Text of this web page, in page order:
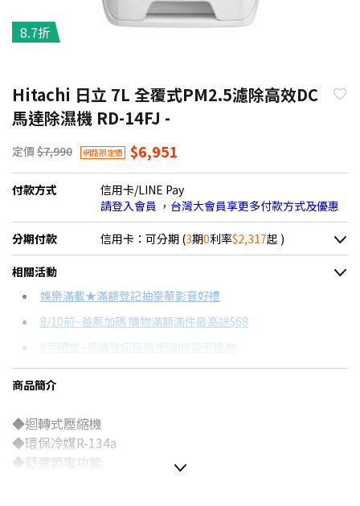
8.7折
Hitachi 日立 7L 全覆式PM2.5濾除高效DC
馬達除濕機 RD-14FJ -
定價 $7,990 網路限定價 $6,951
付款方式
信用卡/LINE Pay
請登入會員 ，台灣大會員享更多付款方式及優惠
分期付款 信用卡：可分期 (3期0利率$2,317起 )
＊實際可分期數、適用利率，請以購物車顯示為主
信用卡分期
分期數
12期
24期
每期金額 配合銀行/業者
相關活動
娛樂滿載★滿額登記抽豪華影音好禮
8/10前~爸氣加碼 購物滿額滿件最高送$68
8月限定~首購登記最高領$888電子禮券
台灣大哥大Open Possible聯名卡滿額最高回饋25%
更多信用卡分期0利率滿額享回饋
電視降到底破盤
智慧家電功能有哪些？→點我看達人教你買
商品簡介
◆迴轉式壓縮機
◆環保冷媒R-134a
◆舒適節電功能